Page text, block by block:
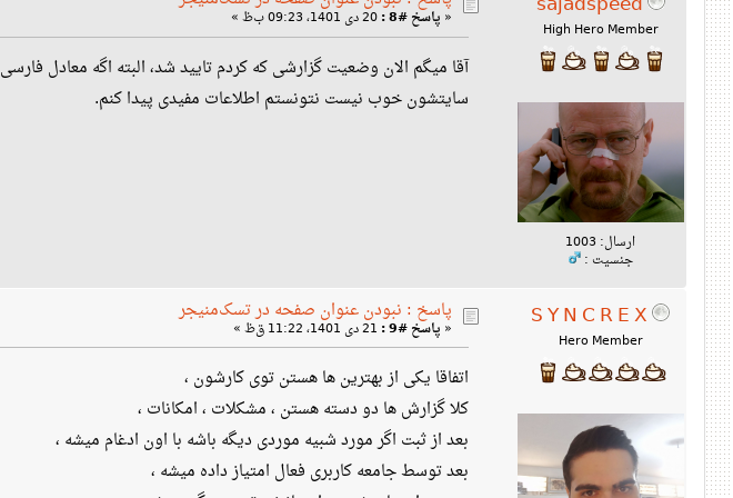
High Hero Member
ارسال: 1003
جنسیت :
« پاسخ #8 :
آقا میگم الان وضعیت گزارشی که کردم تایید شد، البته اگه معادل فارسی Confirm تایید باشه
سایتشون خوب نیست نتونستم اطلاعات مفیدی پیدا کنم.
S Y N C R E X
Hero Member
پاسخ : نبودن عنوان صفحه در تسک‌منیجر
« پاسخ #9 :
اتفاقا یکی از بهترین ها هستن توی کارشون ،
کلا گزارش ها دو دسته هستن ، مشکلات ، امکانات ،
بعد از ثبت اگر مورد شبیه موردی دیگه باشه با اون ادغام میشه ،
بعد توسط جامعه کاربری فعال امتیاز داده میشه ،